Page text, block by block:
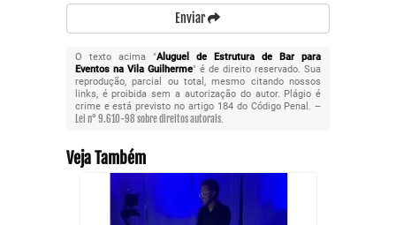
Enviar
O texto acima "Aluguel de Estrutura de Bar para
Eventos na Vila Guilherme" é de direito reservado. Sua
reprodução, parcial ou total, mesmo citando nossos
links, é proibida sem a autorização do autor. Plágio é
crime e está previsto no artigo 184 do Código Penal. –
Lei n° 9.610-98 sobre direitos autorais.
Veja Também